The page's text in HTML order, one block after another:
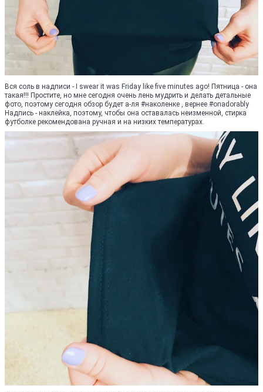
Вся соль в надписи - I swear it was Friday like five minutes ago! Пятница - она
такая!!! Простите, но мне сегодня очень лень мудрить и делать детальные
фото, поэтому сегодня обзор будет а-ля #наколенке , вернее #onadorably
Надпись - наклейка, поэтому, чтобы она оставалась неизменной, стирка
футболке рекомендована ручная и на низких температурах.